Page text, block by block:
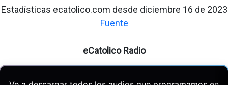
Estadísticas ecatolico.com desde diciembre 16 de 2023
Fuente
eCatolico Radio